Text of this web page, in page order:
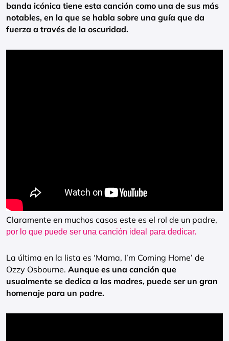
banda icónica tiene esta canción como una de sus más
notables, en la que se habla sobre una guía que da
fuerza a través de la oscuridad.
Claramente en muchos casos este es el rol de un padre,
por lo que puede ser una canción ideal para dedicar.
La última en la lista es ‘Mama, I’m Coming Home’ de
Ozzy Osbourne. Aunque es una canción que
usualmente se dedica a las madres, puede ser un gran
homenaje para un padre.